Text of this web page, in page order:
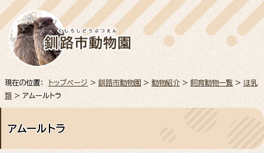
現在の位置： トップページ > 釧路市動物園 > 動物紹介 > 飼育動物一覧 > ほ乳
類 > アムールトラ
アムールトラ